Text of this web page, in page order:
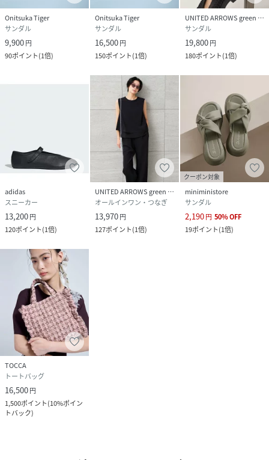
Onitsuka Tiger
サンダル
9,900円
90ポイント(1倍)
Onitsuka Tiger
サンダル
16,500円
150ポイント(1倍)
UNITED ARROWS green label relaxing
サンダル
19,800円
180ポイント(1倍)
adidas
スニーカー
13,200円
120ポイント(1倍)
UNITED ARROWS green label relaxing
オールインワン・つなぎ
13,970円
127ポイント(1倍)
クーポン対象
miniministore
サンダル
2,190円 50%OFF
19ポイント(1倍)
TOCCA
トートバッグ
16,500円
1,500ポイント(10%ポイン
トバック)